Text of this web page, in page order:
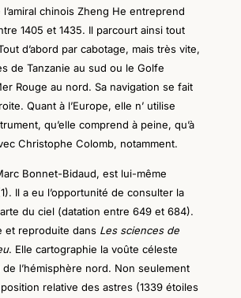
chinois Zheng He entreprend
1405 et 1435. Il parcourt ainsi tout
d’abord par cabotage, mais très vite,
de Tanzanie au sud ou le Golfe
er Rouge au nord. Sa navigation se fait
Quant à l’Europe, elle n’ utilise
qu’elle comprend à peine, qu’à
Christophe Colomb, notamment.
Bonnet-Bidaud, est lui-même
1). Il a eu l’opportunité de consulter la
du ciel (datation entre 649 et 684).
et reproduite dans Les sciences de
. Elle cartographie la voûte céleste
l’hémisphère nord. Non seulement
relative des astres (1339 étoiles